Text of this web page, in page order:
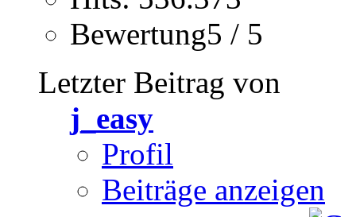
Bewertung5 / 5
Letzter Beitrag von
j_easy
Profil
Beiträge anzeigen